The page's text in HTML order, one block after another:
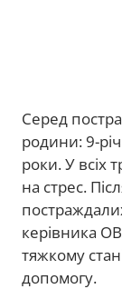
Серед
родини: 9-
роки. У всіх
на стрес.
керівника
тяжкому
допомогу.